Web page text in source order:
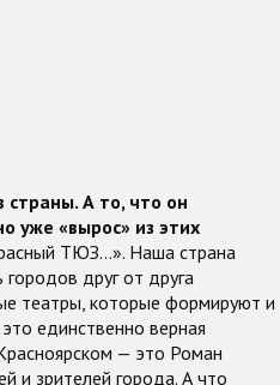
А то, что он
уже «вырос» из этих
ТЮЗ…». Наша страна
друг от друга
театры, которые формируют и
единственно верная
— это Роман
и зрителей города. А что